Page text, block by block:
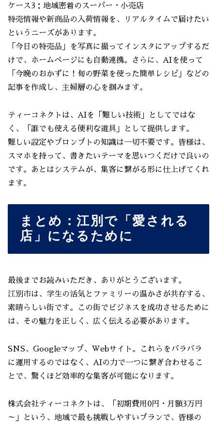
ケース3：地域密着のスーパー・小売店
特売情報や新商品の入荷情報を、リアルタイムで届けたい
というニーズがあります。
「今日の特売品」を写真に撮ってインスタにアップするだ
けで、ホームページにも自動連携。さらに、AIを使って
「今晩のおかずに！旬の野菜を使った簡単レシピ」などの
記事を作成し、主婦層の心を掴みます。
ティーコネクトは、AIを「難しい技術」としてではな
く、「誰でも使える便利な道具」として提供します。
難しい設定やプロンプトの知識は一切不要です。皆様は、
スマホを持って、書きたいテーマを思いつくだけで良いの
です。あとはシステムが、集客に繋がる形に仕上げてくれ
ます。
まとめ：江別で「愛される
店」になるために
最後までお読みいただき、ありがとうございます。
江別市は、学生の活気とファミリーの温かさが共存する、
素晴らしい街です。この街でビジネスを成功させるために
は、その魅力を正しく、広く伝える必要があります。
SNS、Googleマップ、Webサイト。これらをバラバラ
に運用するのではなく、AIの力で一つに繋ぎ合わせるこ
とで、驚くほど効率的な集客が可能になります。
株式会社ティーコネクトは、「初期費用0円・月額3万円
～」という、地域で最も挑戦しやすいプランで、皆様の